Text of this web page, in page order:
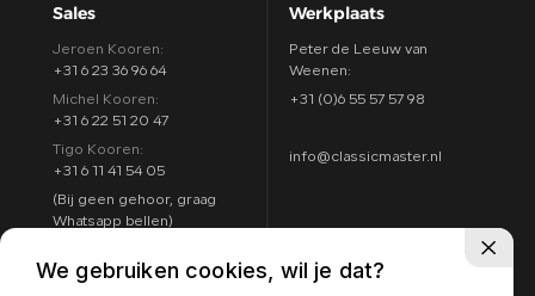
Sales
Jeroen Kooren:
+31 6 23 36 96 64
Michel Kooren:
+31 6 22 51 20 47
Tigo Kooren:
+31 6 11 41 54 05
(Bij geen gehoor, graag
Whatsapp bellen)
Werkplaats
Peter de Leeuw van
Weenen:
+31 (0)6 55 57 57 98
info@classicmaster.nl
Argon 25
We gebruiken cookies, wil je dat?